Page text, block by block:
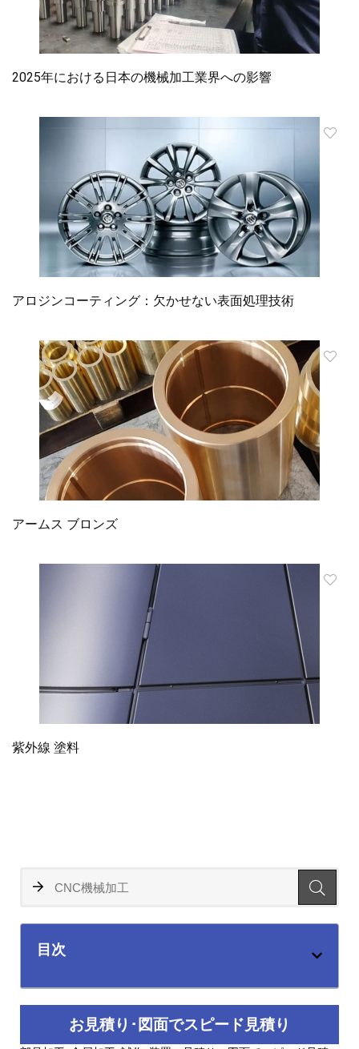
2025年における日本の機械加工業界への影響
アロジンコーティング：欠かせない表面処理技術
アームス ブロンズ
紫外線 塗料
目次
お見積り･図面でスピード見積り